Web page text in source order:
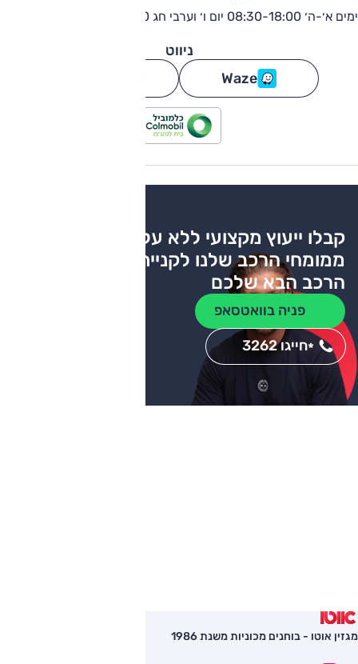
ימים א׳-ה׳ 08:30-18:00 יום ו׳ וערבי חג 08:30-13:00
ניווט
Waze
קבלו ייעוץ מקצועי ללא עלות
ממומחי הרכב שלנו לקניית
הרכב הבא שלכם
פניה בוואטסאפ
חייגו 3262*
מגזין אוטו - בוחנים מכוניות משנת 1986